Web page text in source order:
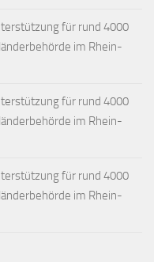
für rund 4000
im Rhein-
für rund 4000
im Rhein-
für rund 4000
im Rhein-